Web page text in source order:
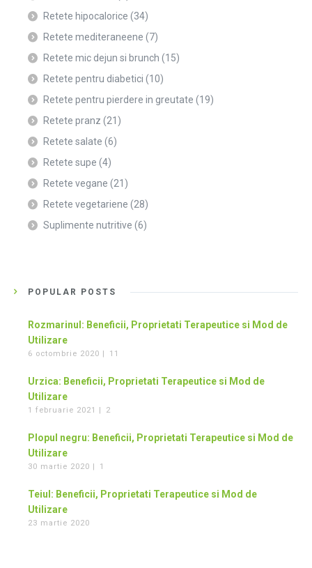
Retete hipocalorice (34)
Retete mediteraneene (7)
Retete mic dejun si brunch (15)
Retete pentru diabetici (10)
Retete pentru pierdere in greutate (19)
Retete pranz (21)
Retete salate (6)
Retete supe (4)
Retete vegane (21)
Retete vegetariene (28)
Suplimente nutritive (6)
POPULAR POSTS
Rozmarinul: Beneficii, Proprietati Terapeutice si Mod de
Utilizare
6 octombrie 2020 | 11
Urzica: Beneficii, Proprietati Terapeutice si Mod de
Utilizare
1 februarie 2021 | 2
Plopul negru: Beneficii, Proprietati Terapeutice si Mod de
Utilizare
30 martie 2020 | 1
Teiul: Beneficii, Proprietati Terapeutice si Mod de
Utilizare
23 martie 2020